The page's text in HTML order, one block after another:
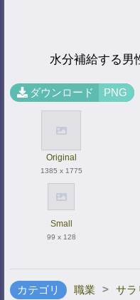
水分補給する男
ダウンロード PNG
Original
1385 x 1775
Small
99 x 128
カテゴリ 職業 > サラ